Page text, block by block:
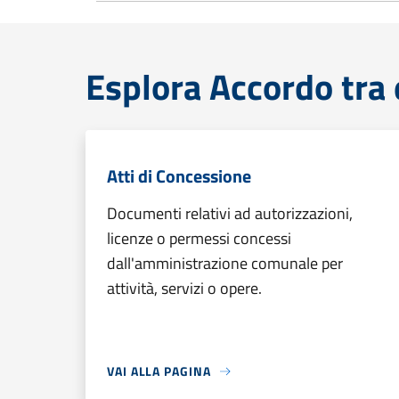
Esplora Accordo
Atti di Concessione
Documenti relativi ad autorizzazioni,
licenze o permessi concessi
dall'amministrazione comunale per
attività, servizi o opere.
VAI ALLA PAGINA